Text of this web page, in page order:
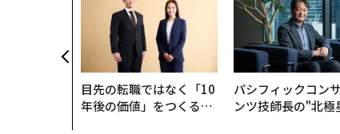
目先の転職ではなく「10
年後の価値」をつくる─
パシフィックコン
ンツ技師長の"北極